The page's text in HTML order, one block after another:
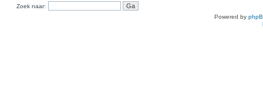
Zoek naar:
Powered by